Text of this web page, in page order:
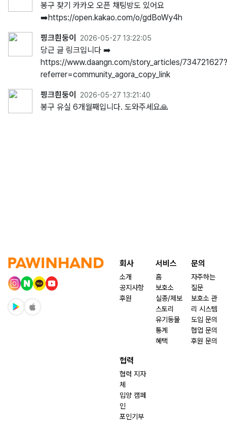
봉구 찾기 카카오 오픈 채팅방도 있어요
➡️https://open.kakao.com/o/gdBoWy4h
핑크흰둥이 2026-05-27 13:22:05
당근 글 링크입니다 ➡️
https://www.daangn.com/story_articles/734721627?
referrer=community_agora_copy_link
핑크흰둥이 2026-05-27 13:21:40
봉구 유실 6개월째입니다. 도와주세요🙏
회사
소개
공지사항
후원
서비스
홈
보호소
실종/제보
스토리
유기동물
통계
혜택
문의
자주하는
질문
보호소 관
리 시스템
도입 문의
협업 문의
후원 문의
협력
협력 지자
체
입양 캠페
인
포인기부